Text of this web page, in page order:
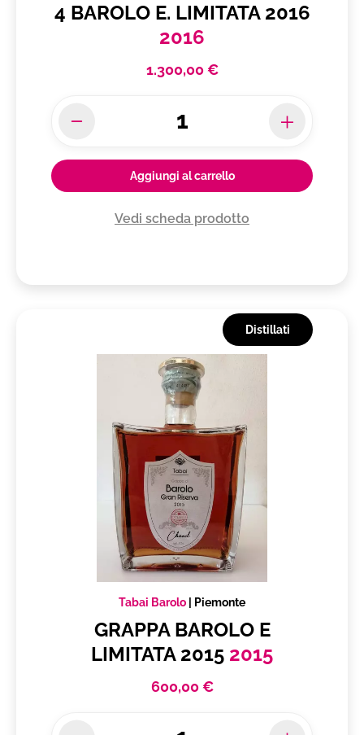
4 BAROLO E. LIMITATA 2016
2016
1.300,00 €
Aggiungi al carrello
Vedi scheda prodotto
Distillati
Tabai Barolo Piemonte
GRAPPA BAROLO E
LIMITATA 2015 2015
600,00 €